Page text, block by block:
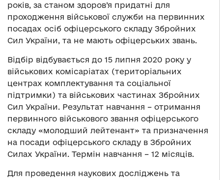
років, за станом здоров’я придатні для
проходження військової служби на первинних
посадах осіб офіцерського складу Збройних
Сил України, та не мають офіцерських звань.
Відбір відбувається до 15 липня 2020 року у
військових комісаріатах (територіальних
центрах комплектування та соціальної
підтримки) та військових частинах Збройних
Сил України. Результат навчання – отримання
первинного військового звання офіцерського
складу «молодший лейтенант» та призначення
на посади офіцерського складу в Збройних
Силах України. Термін навчання – 12 місяців.
Для проведення наукових досліджень та